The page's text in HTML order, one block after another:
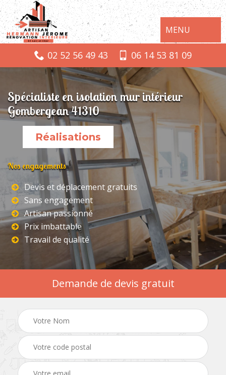
MENU
02 52 56 49 43 06 14 53 81 09
Spécialiste en isolation mur intérieur
Gombergean 41310
Réalisations
Nos engagements
Devis et déplacement gratuits
Sans engagement
Artisan passionné
Prix imbattable
Travail de qualité
Demande de devis gratuit